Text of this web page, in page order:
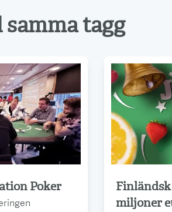
tagg
Poker
miljoner
Läs mer